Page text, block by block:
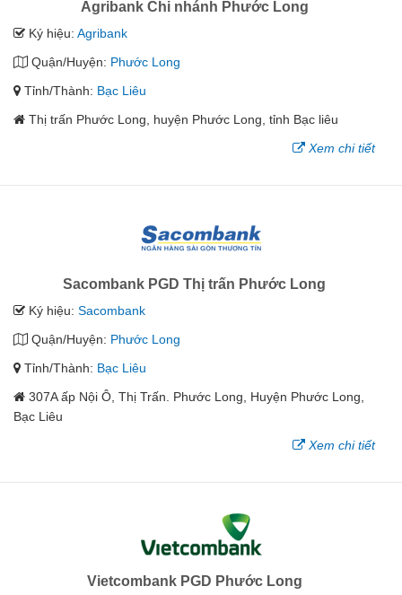
Agribank Chi nhánh Phước Long
Ký hiệu: Agribank
Quận/Huyện: Phước Long
Tỉnh/Thành: Bạc Liêu
Thị trấn Phước Long, huyện Phước Long, tỉnh Bạc liêu
Xem chi tiết
Sacombank PGD Thị trấn Phước Long
Ký hiệu: Sacombank
Quận/Huyện: Phước Long
Tỉnh/Thành: Bạc Liêu
307A ấp Nội Ô, Thị Trấn. Phước Long, Huyện Phước Long,
Bạc Liêu
Xem chi tiết
Vietcombank PGD Phước Long